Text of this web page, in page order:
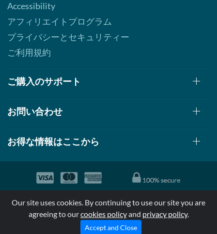
Accessibility
アフィリエイトプログラム
プライバシーとセキュリティー
ご利用規約
ご購入のサポート
お問い合わせ
お得な情報はここから
*特定商品についての効果効能は米国食品医療局により評価されて
おらず病気の診断、治療、治癒又は予防する事を承認されていま
せん。
Our site uses cookies. By continuing to use our site you are
agreeing to ourcookies policyand privacy policy.
Accept and Close